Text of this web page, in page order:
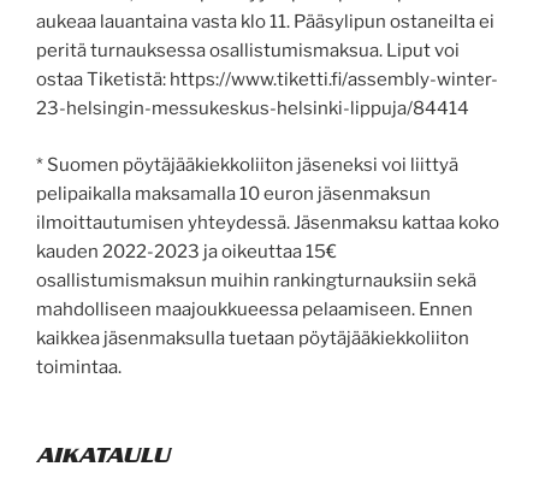
aukeaa lauantaina vasta klo 11. Pääsylipun ostaneilta ei
peritä turnauksessa osallistumismaksua. Liput voi
ostaa Tiketistä: https://www.tiketti.fi/assembly-winter-
23-helsingin-messukeskus-helsinki-lippuja/84414
* Suomen pöytäjääkiekkoliiton jäseneksi voi liittyä
pelipaikalla maksamalla 10 euron jäsenmaksun
ilmoittautumisen yhteydessä. Jäsenmaksu kattaa koko
kauden 2022-2023 ja oikeuttaa 15€
osallistumismaksun muihin rankingturnauksiin sekä
mahdolliseen maajoukkueessa pelaamiseen. Ennen
kaikkea jäsenmaksulla tuetaan pöytäjääkiekkoliiton
toimintaa.
AIKATAULU